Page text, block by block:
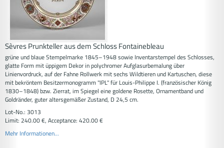
Sèvres Prunkteller aus dem Schloss Fontainebleau
grüne und blaue Stempelmarke 1845–1948 sowie Inventarstempel des Schlosses,
glatte Form mit üppigem Dekor in polychromer Aufglasurbemalung über
Linienvordruck, auf der Fahne Rollwerk mit sechs Wildtieren und Kartuschen, diese
mit bekröntem Besitzermonogramm "IPL" für Louis-Philippe I. (französischer König
1830–1848) bzw. Zierrat, im Spiegel eine goldene Rosette, Ornamentband und
Goldränder, guter altersgemäßer Zustand, D 24,5 cm.
Lot-No.: 3013
Limit: 240.00 €, Acceptance: 420.00 €
Mehr Informationen...